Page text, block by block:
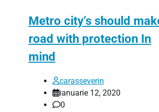
Metro city’s should
road with protection In
mind
carasseverin
ianuarie 12, 2020
0